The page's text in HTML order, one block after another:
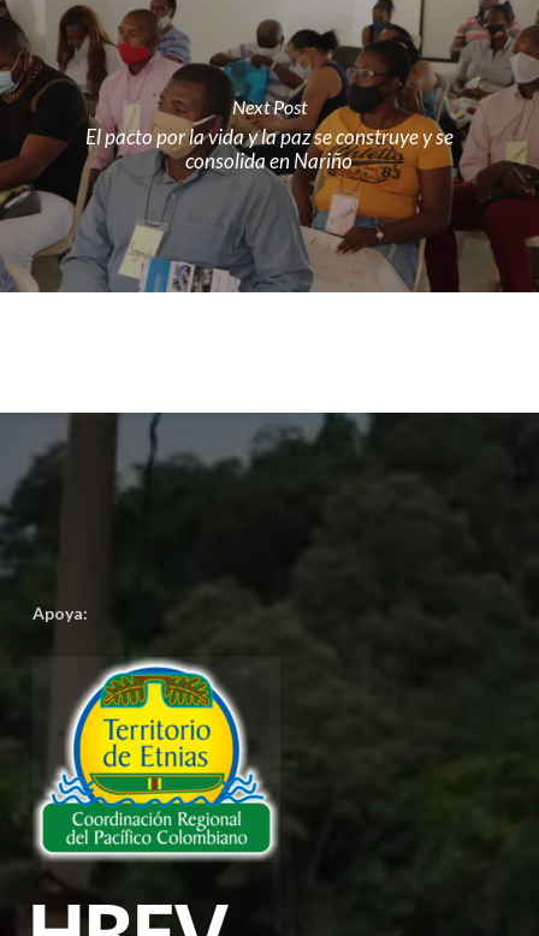
Next Post
El pacto por la vida y la paz se construye y se
consolida en Nariño
Apoya: